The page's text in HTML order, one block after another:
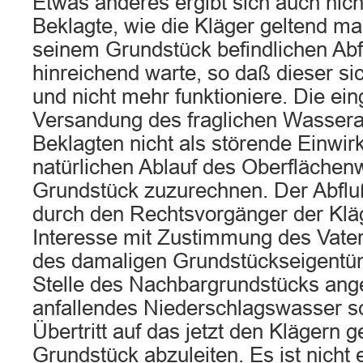
Beklagte, wie die Kläger geltend
seinem Grundstück befindlichen
hinreichend warte, so daß dieser
und nicht mehr funktioniere. Die
Versandung des fraglichen
Beklagten nicht als störende
natürlichen Ablauf des
Grundstück zuzurechnen. Der
durch den Rechtsvorgänger der
Interesse mit Zustimmung des
des damaligen
Stelle des Nachbargrundstücks
anfallendes Niederschlagswasser
Übertritt auf das jetzt den Klägern
Grundstück abzuleiten. Es ist nicht